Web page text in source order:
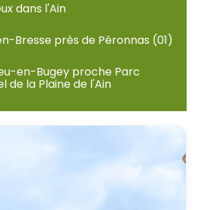
dans l'Ain
Bresse près de Péronnas (01)
en-Bugey proche Parc
de la Plaine de l'Ain